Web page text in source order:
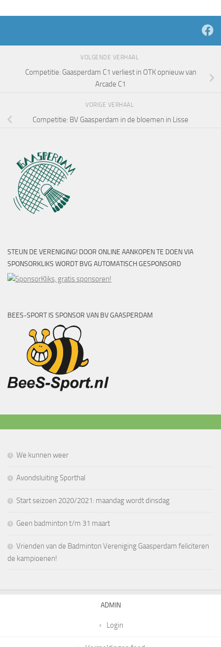
VOLGENDE VERHAAL
Competitie: Gaasperdam C1 verliest in OTK opnieuw van
Arcade C1
VORIGE VERHAAL
Competitie: BV Gaasperdam in de bloemen in Lisse
STEUN DE VERENIGING! DOOR ONLINE AANKOPEN TE DOEN VIA
SPONSORKLIKS WORDT BVG AUTOMATISCH GESPONSORD
BEES-SPORT IS SPONSOR VAN BV GAASPERDAM
We kunnen weer
Avondsluiting Sporthal
Start seizoen 2020/2021: maandag wordt dinsdag
Geen badminton t/m 31 maart
Vrienden van de Badminton Vereniging Gaasperdam feliciteren
de kampioenen!
ADMIN
Login